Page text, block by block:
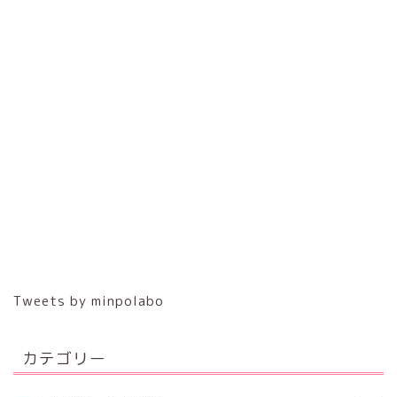
Tweets by minpolabo
カテゴリー